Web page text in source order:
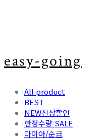
easy-going
All product
BEST
NEW신상할인
한정수량 SALE
다이아/순금